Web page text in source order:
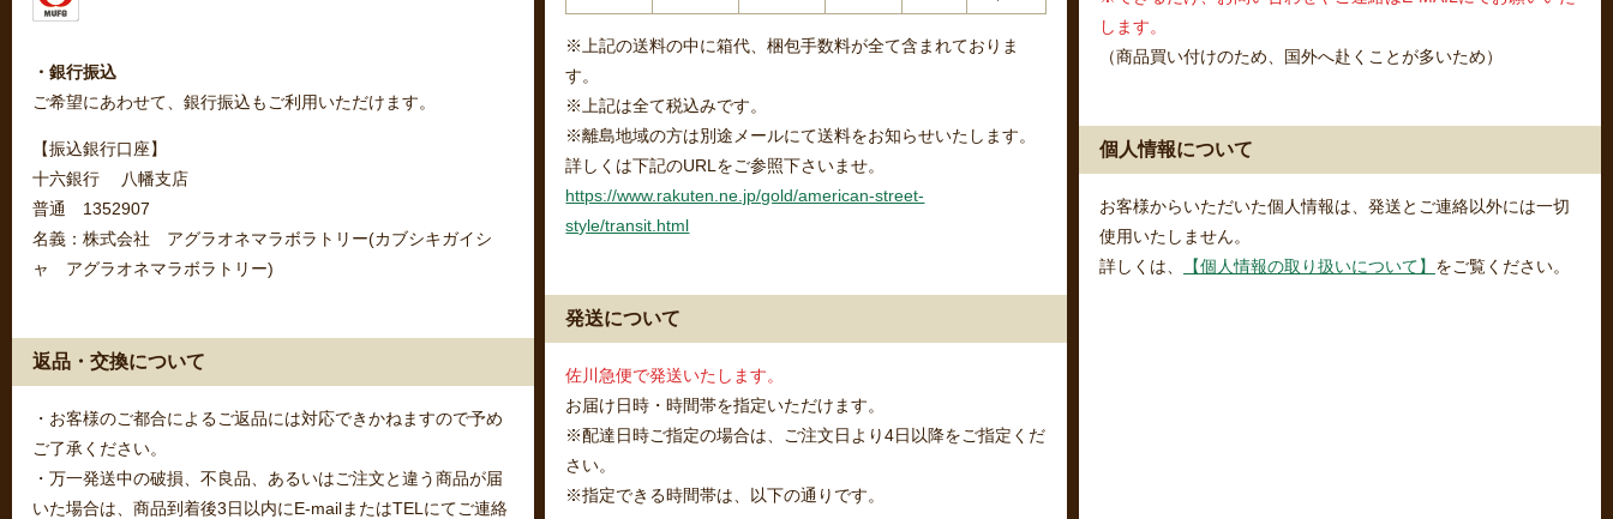
・銀行振込
ご希望にあわせて、銀行振込もご利用いただけます。
【振込銀行口座】
十六銀行 八幡支店
普通 1352907
名義：株式会社 アグラオネマラボラトリー(カブシキガイシ
ャ アグラオネマラボラトリー)
返品・交換について
・お客様のご都合によるご返品には対応できかねますので予め
ご了承ください。
・万一発送中の破損、不良品、あるいはご注文と違う商品が届
いた場合は、商品到着後3日以内にE-mailまたはTELにてご連絡
※上記の送料の中に箱代、梱包手数料が全て含まれておりま
す。
※上記は全て税込みです。
※離島地域の方は別途メールにて送料をお知らせいたします。
詳しくは下記のURLをご参照下さいませ。
https://www.rakuten.ne.jp/gold/american-street-
style/transit.html
発送について
佐川急便で発送いたします。
お届け日時・時間帯を指定いただけます。
※配達日時ご指定の場合は、ご注文日より4日以降をご指定くだ
さい。
※指定できる時間帯は、以下の通りです。
します。
（商品買い付けのため、国外へ赴くことが多いため）
個人情報について
お客様からいただいた個人情報は、発送とご連絡以外には一切
使用いたしません。
詳しくは、
【個人情報の取り扱いについて】 をご覧ください。